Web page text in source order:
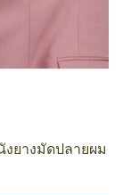
ยางมัดปลายผม